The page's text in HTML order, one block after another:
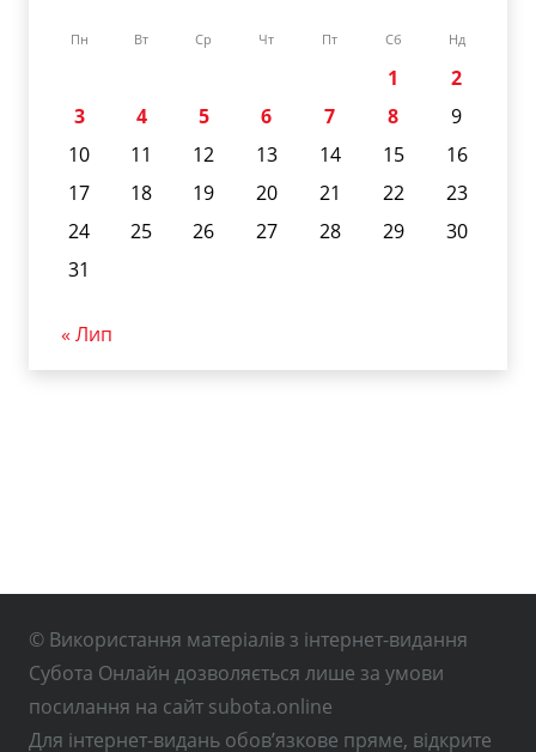
Пн Вт Ср Чт Пт Сб Нд
1
2
3
4 5 6 7 8
9
10
11 12 13 14 15
16
17
18 19 20 21 22
23
24
25 26 27 28 29
30
31
« Лип
© Використання матеріалів з інтернет-видання
Субота Онлайн дозволяється лише за умови
посилання на сайт subota.online
Для інтернет-видань обов’язкове пряме, відкрите